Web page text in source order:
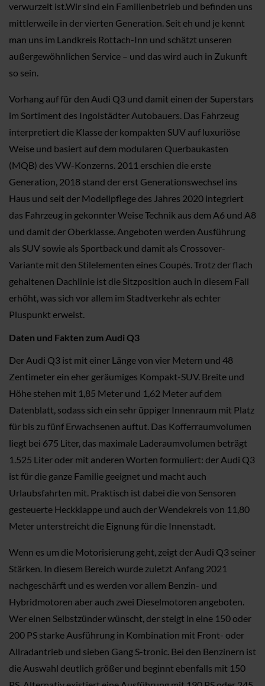
verwurzelt ist.Wir sind ein Familienbetrieb und befinden uns
mittlerweile in der vierten Generation. Seit eh und je kennt
man uns im Landkreis Rottach-Inn und schätzt unseren
außergewöhnlichen Service – und das wird auch in Zukunft
so sein.
Vorhang auf für den Audi Q3 und damit einen der Superstars
im Sortiment des Ingolstädter Autobauers. Das Fahrzeug
interpretiert die Klasse der kompakten SUV auf luxuriöse
Weise und basiert auf dem modularen Querbaukasten
(MQB) des VW-Konzerns. 2011 erschien die erste
Generation, 2018 stand der erst Generationswechsel ins
Haus und seit der Modellpflege des Jahres 2020 integriert
das Fahrzeug in gekonnter Weise Technik aus dem A6 und A8
und damit der Oberklasse. Angeboten werden Ausführung
als SUV sowie als Sportback und damit als Crossover-
Variante mit den Stilelementen eines Coupés. Trotz der flach
gehaltenen Dachlinie ist die Sitzposition auch in diesem Fall
erhöht, was sich vor allem im Stadtverkehr als echter
Pluspunkt erweist.
Daten und Fakten zum Audi Q3
Der Audi Q3 ist mit einer Länge von vier Metern und 48
Zentimeter ein eher geräumiges Kompakt-SUV. Breite und
Höhe stehen mit 1,85 Meter und 1,62 Meter auf dem
Datenblatt, sodass sich ein sehr üppiger Innenraum mit Platz
für bis zu fünf Erwachsenen auftut. Das Kofferraumvolumen
liegt bei 675 Liter, das maximale Laderaumvolumen beträgt
1.525 Liter oder mit anderen Worten formuliert: der Audi Q3
ist für die ganze Familie geeignet und macht auch
Urlaubsfahrten mit. Praktisch ist dabei die von Sensoren
gesteuerte Heckklappe und auch der Wendekreis von 11,80
Meter unterstreicht die Eignung für die Innenstadt.
Wenn es um die Motorisierung geht, zeigt der Audi Q3 seiner
Stärken. In diesem Bereich wurde zuletzt Anfang 2021
nachgeschärft und es werden vor allem Benzin- und
Hybridmotoren aber auch zwei Dieselmotoren angeboten.
Wer einen Selbstzünder wünscht, der steigt in eine 150 oder
200 PS starke Ausführung in Kombination mit Front- oder
Allradantrieb und sieben Gang S-tronic. Bei den Benzinern ist
die Auswahl deutlich größer und beginnt ebenfalls mit 150